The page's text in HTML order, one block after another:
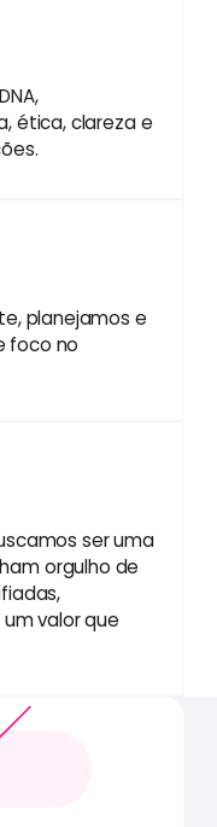
ética, clareza e
planejamos e
foco no
ser uma
orgulho de
valor que